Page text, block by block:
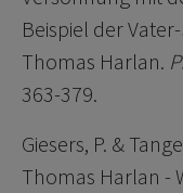
Beispiel der
Thomas Harlan.
363-379.
Giesers, P. &
Thomas Harlan -